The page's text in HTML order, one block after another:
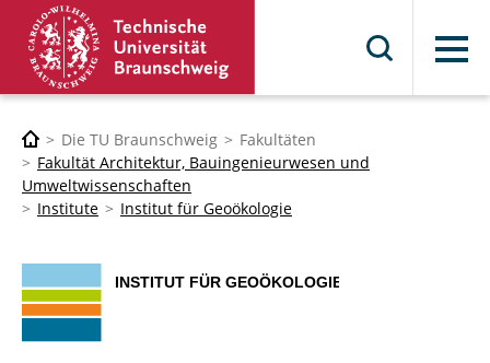
Menü
Die TU Braunschweig
Fakultäten
Fakultät Architektur, Bauingenieurwesen und
Umweltwissenschaften
Institute
Institut für Geoökologie